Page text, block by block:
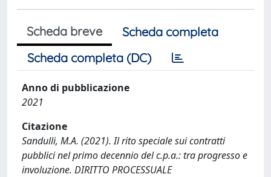
Scheda breve
Scheda completa
Scheda completa (DC)
Anno di pubblicazione
2021
Citazione
Sandulli, M.A. (2021). Il rito speciale sui contratti
pubblici nel primo decennio del c.p.a.: tra progresso e
involuzione. DIRITTO PROCESSUALE